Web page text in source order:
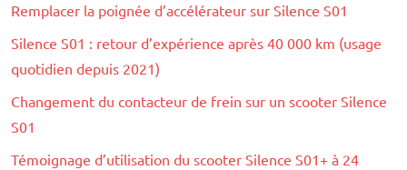
Remplacer la poignée d’accélérateur sur Silence S01
Silence S01 : retour d’expérience après 40 000 km (usage
quotidien depuis 2021)
Changement du contacteur de frein sur un scooter Silence
S01
Témoignage d’utilisation du scooter Silence S01+ à 24